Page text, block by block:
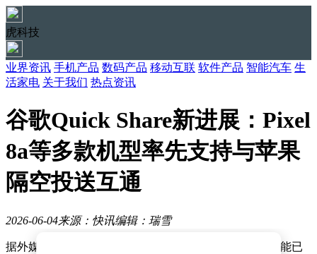
虎科技
业界资讯 手机产品 数码产品 移动互联 软件产品 智能汽车 生
活家电 关于我们 热点资讯
谷歌Quick Share新进展：Pixel
8a等多款机型率先支持与苹果
隔空投送互通
2026-06-04来源：快讯编辑：瑞雪
据外媒 Android Authority 最新报道，谷歌 Quick Share 功能已